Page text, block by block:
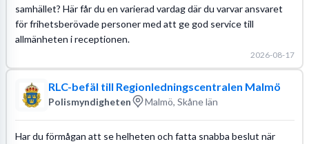
samhället? Här får du en varierad vardag där du varvar ansvaret
för frihetsberövade personer med att ge god service till
allmänheten i receptionen.
2026-08-17
RLC-befäl till Regionledningscentralen Malmö
Polismyndigheten Malmö, Skåne län
Har du förmågan att se helheten och fatta snabba beslut när